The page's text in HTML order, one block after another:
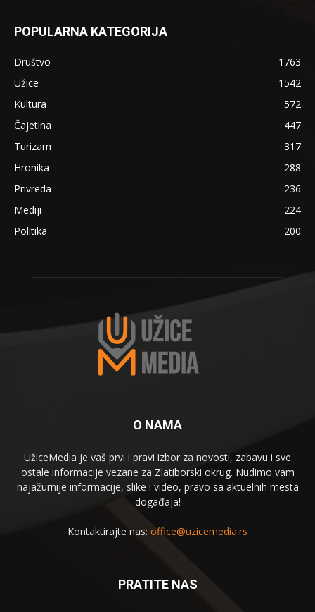
POPULARNA KATEGORIJA
Društvo
1763
Užice
1542
Kultura
572
Čajetina
447
Turizam
317
Hronika
288
Privreda
236
Mediji
224
Politika
200
O NAMA
UžiceMedia je vaš prvi i pravi izbor za novosti, zabavu i sve
ostale informacije vezane za Zlatiborski okrug. Nudimo vam
najažurnije informacije, slike i video, pravo sa aktuelnih mesta
događaja!
Kontaktirajte nas: office@uzicemedia.rs
PRATITE NAS